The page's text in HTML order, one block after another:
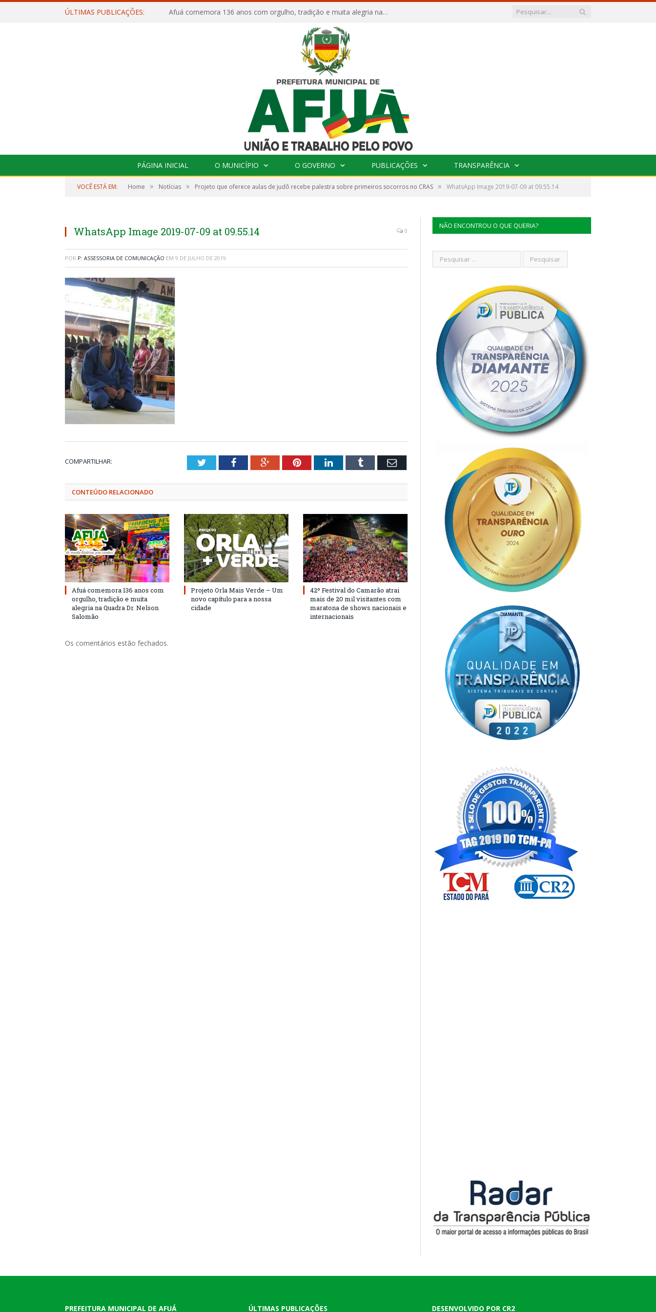
ÚLTIMAS PUBLICAÇÕES: Afuá comemora 136 anos com orgulho, tradição e muita alegria na Quadra Dr. Nelson Salomão
PÁGINA INICIAL O MUNICÍPIO O GOVERNO PUBLICAÇÕES TRANSPARÊNCIA
VOCÊ ESTÁ EM: Home » Notícias » Projeto que oferece aulas de judô recebe palestra sobre primeiros socorros no CRAS » WhatsApp Image 2019-07-09 at 09.55.14
WhatsApp Image 2019-07-09 at 09.55.14 0
POR P: ASSESSORIA DE COMUNICAÇÃO EM 9 DE JULHO DE 2019
COMPARTILHAR: TwitterFacebookGoogle+PinterestLinkedInTumblr Email
CONTEÚDO RELACIONADO
Afuá comemora 136 anos com
orgulho, tradição e muita
alegria na Quadra Dr. Nelson
Salomão
Projeto Orla Mais Verde – Um
novo capítulo para a nossa
cidade
42º Festival do Camarão atrai
mais de 20 mil visitantes com
maratona de shows nacionais e
internacionais
Os comentários estão fechados.
NÃO ENCONTROU O QUE QUERIA?
PREFEITURA MUNICIPAL DE AFUÁ ÚLTIMAS PUBLICAÇÕES DESENVOLVIDO POR CR2